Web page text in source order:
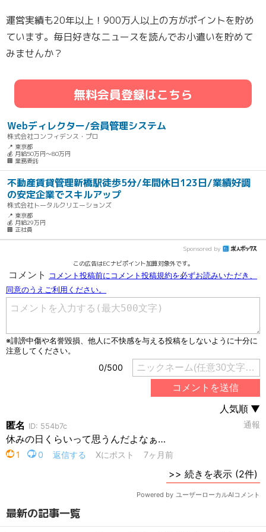
運営実績も20年以上！900万人以上の方がポイントを貯め
ています。毎日好きなニュースを読んでお小遣いを貯めて
みませんか？
無料会員登録はこちら
Webディレクター/会員管理システム
株式会社コンフィデンス・プロ
📍 東京都
💰 月給50万円～80万円
🏢 業務委託
不動産賃貸管理新橋駅徒歩5分/年間休日123日/業績好調
の安定企業でスキルアップ
株式会社トータルクリエーションズ
📍 東京都
💰 月給29万円
🏢 正社員
Sponsored by
この広告はECナビポイント加算対象外です。
最新の記事一覧